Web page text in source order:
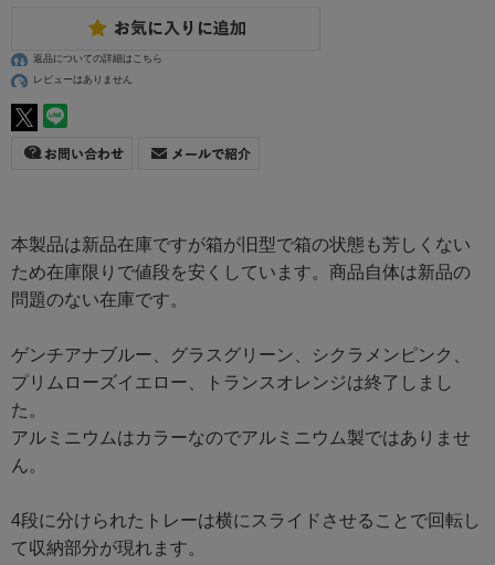
返品についての詳細はこちら
レビューはありません
本製品は新品在庫ですが箱が旧型で箱の状態も芳しくない
ため在庫限りで値段を安くしています。商品自体は新品の
問題のない在庫です。
ゲンチアナブルー、グラスグリーン、シクラメンピンク、
プリムローズイエロー、トランスオレンジは終了しまし
た。
アルミニウムはカラーなのでアルミニウム製ではありませ
ん。
4段に分けられたトレーは横にスライドさせることで回転し
て収納部分が現れます。